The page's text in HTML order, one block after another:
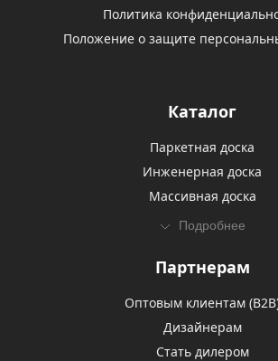
Политика
Положение о защите
Каталог
Паркетная доска
Инженерная доска
Массивная доска
Подробнее
Партнерам
Оптовым клиентам
Дизайнерам
Стать дилером